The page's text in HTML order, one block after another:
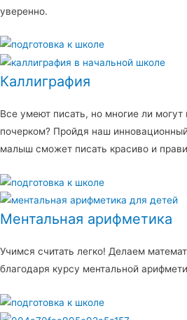
уверенно.
Каллиграфия
Все умеют писать, но многие ли
почерком? Пройдя наш
малыш сможет писать красиво и
Ментальная арифметика
Учимся считать легко! Делаем
благодаря курсу ментальной